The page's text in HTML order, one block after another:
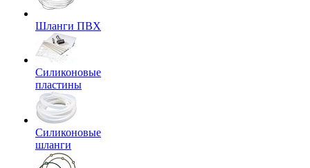
Шланги ПВХ
Силиконовые
пластины
Силиконовые
шланги